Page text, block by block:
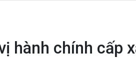
hành chính cấp